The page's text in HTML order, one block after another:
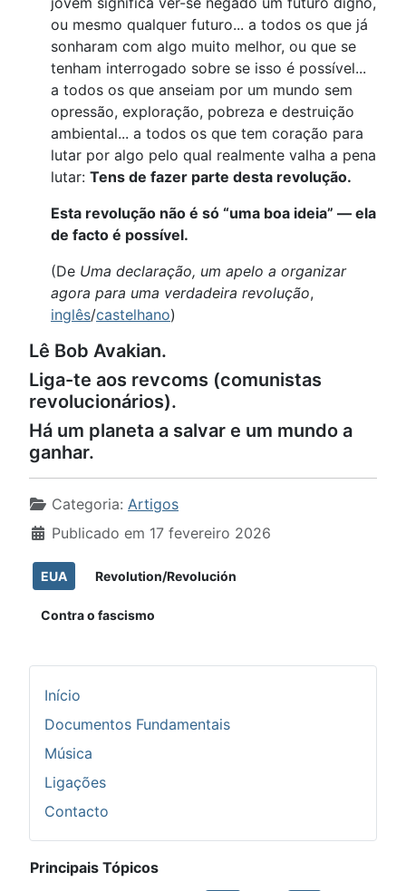
ou mesmo qualquer futuro... a todos os que já
sonharam com algo muito melhor, ou que se
tenham interrogado sobre se isso é possível...
a todos os que anseiam por um mundo sem
opressão, exploração, pobreza e destruição
ambiental... a todos os que tem coração para
lutar por algo pelo qual realmente valha a pena
lutar: Tens de fazer parte desta revolução.
Esta revolução não é só “uma boa ideia” — ela
de facto é possível.
(De Uma declaração, um apelo a organizar
agora para uma verdadeira revolução,
inglês/castelhano)
Lê Bob Avakian.
Liga-te aos revcoms (comunistas
revolucionários).
Há um planeta a salvar e um mundo a
ganhar.
Detalhes
Categoria: Artigos
Publicado em 17 fevereiro 2026
EUA Revolution/Revolución
Contra o fascismo
Início
Documentos Fundamentais
Música
Ligações
Contacto
Principais Tópicos